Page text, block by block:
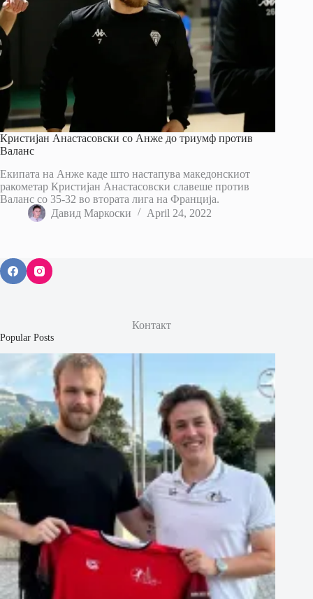
Кристијан Анастасовски со Анже до триумф против
Валанс
Екипата на Анже каде што настапува македонскиот
ракометар Кристијан Анастасовски славеше против
Валанс со 35-32 во втората лига на Франција.
Давид Маркоски
April 24, 2022
Контакт
Popular Posts